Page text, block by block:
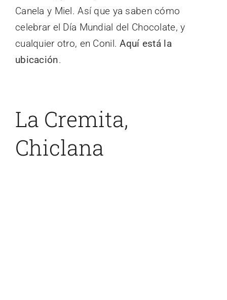
Canela y Miel. Así que ya saben cómo
celebrar el Día Mundial del Chocolate, y
cualquier otro, en Conil.Aquí está la
ubicación.
La Cremita,
Chiclana